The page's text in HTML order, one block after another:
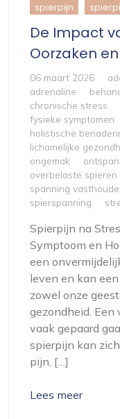
spierpijn
De Impact
Oorzaken
06 maart 2026
adrenaline
chronische stress
fysieke symptomen
holistische
lichamelijke
ongemak
overbelaste spieren
spanning
spierspanning
Spierpijn na
Symptoom en
een
leven en kan
zowel onze
gezondheid.
vaak gepaard
spierpijn kan
pijn, […]
Lees meer